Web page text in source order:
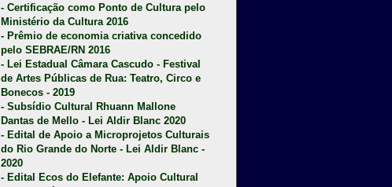
- Certificação como Ponto de Cultura pelo
Ministério da Cultura 2016
- Prêmio de economia criativa concedido
pelo SEBRAE/RN 2016
- Lei Estadual Câmara Cascudo - Festival
de Artes Públicas de Rua: Teatro, Circo e
Bonecos - 2019
- Subsídio Cultural Rhuann Mallone
Dantas de Mello - Lei Aldir Blanc 2020
- Edital de Apoio a Microprojetos Culturais
do Rio Grande do Norte - Lei Aldir Blanc -
2020
- Edital Ecos do Elefante: Apoio Cultural